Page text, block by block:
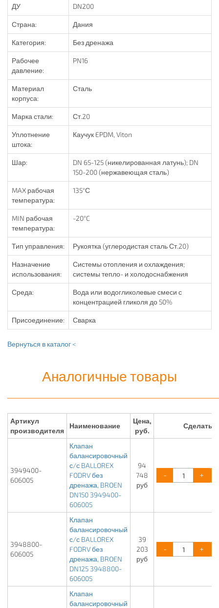
ДУ DN200
Страна: Дания
Категория: Без дренажа
Рабочее
давление:
PN16
Материал
корпуса:
Сталь
Марка стали: Ст.20
Уплотнение
штока:
Каучук EPDM, Viton
Шар:
DN 65-125 (никелированная латунь); DN
150-200 (нержавеющая сталь)
MAX рабочая
температура:
135°С
MIN рабочая
температура:
-20°C
Тип управления: Рукоятка (углеродистая сталь Ст.20)
Назначение
использования:
Системы отопления и охлаждения;
системы тепло- и холодоснабжения
Среда:
Вода или водогликолевые смеси с
концентрацией гликоля до 50%
Присоединение: Сварка
Вернуться в каталог <
Аналогичные товары
Артикул
производителя
Наименование
Цена,
руб.
Сделать
3949400-
606005
Клапан
балансировочный
с/с BALLOREX
FODRV без
дренажа, BROEN
DN150 3949400-
606005
94
748
руб
- +
3948800-
606005
Клапан
балансировочный
с/с BALLOREX
FODRV без
дренажа, BROEN
DN125 3948800-
606005
39
203
руб
- +
Клапан
балансировочный